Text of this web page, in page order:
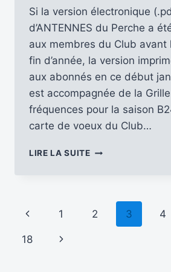
Si la version électronique
d’ANTENNES du Perche a
aux membres du Club avant
fin d’année, la version
aux abonnés en ce début
est accompagnée de la
fréquences pour la saison
carte de voeux du Club…
LIRE LA SUITEDÉCOUVRONS
D’ANTENNES
DU
PERCHE
Navigation
de
Page
précédente
1 2 3 4
18
Page